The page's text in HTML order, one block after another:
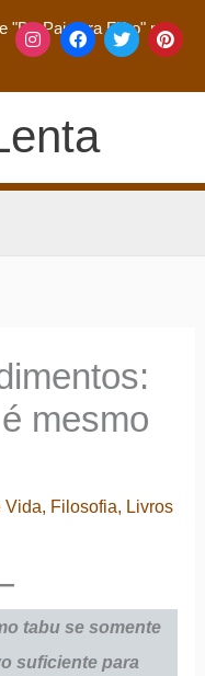
e "De Pai para Filho"na
mesmo
Vida, Filosofia, Livros
tabu se somente
suficiente para